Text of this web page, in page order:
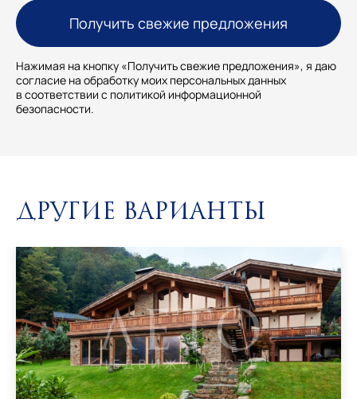
Нажимая на кнопку «Получить свежие предложения», я даю
согласие на обработку моих персональных данных
в соответствии с политикой информационной
безопасности.
Другие варианты